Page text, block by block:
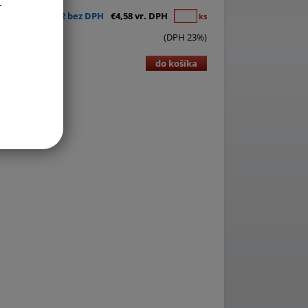
€3,72 bez DPH €4,58 vr. DPH ks
(DPH 23%)
do košíka